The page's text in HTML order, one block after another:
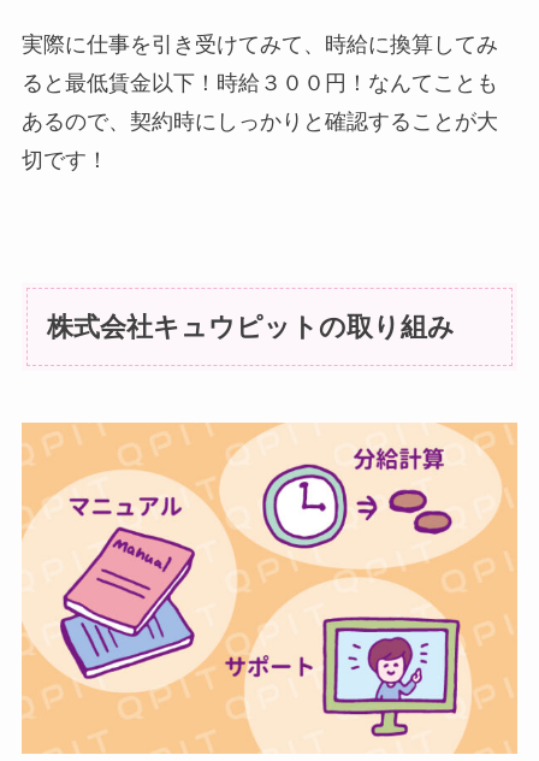
実際に仕事を引き受けてみて、時給に換算してみ
ると最低賃金以下！時給３００円！なんてことも
あるので、契約時にしっかりと確認することが大
切です！
株式会社キュウピットの取り組み